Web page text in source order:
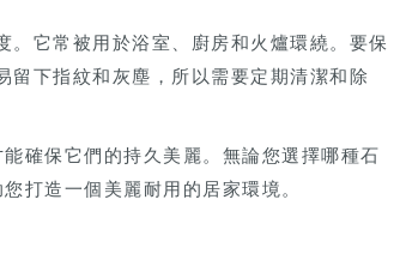
。它常被用於浴室、廚房和火爐環繞。要保
下指紋和灰塵，所以需要定期清潔和除
確保它們的持久美麗。無論您選擇哪種石
打造一個美麗耐用的居家環境。